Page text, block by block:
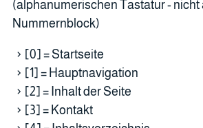
(alphanumerischen Tastatur - nicht
Nummernblock)
[0] = Startseite
[1] = Hauptnavigation
[2] = Inhalt der Seite
[3] = Kontakt